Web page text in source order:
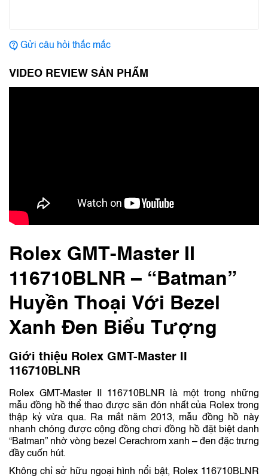
Gửi câu hỏi thắc mắc
VIDEO REVIEW SẢN PHẨM
Rolex GMT‑Master II
116710BLNR – “Batman”
Huyền Thoại Với Bezel
Xanh Đen Biểu Tượng
Giới thiệu Rolex GMT-Master II
116710BLNR
Rolex GMT-Master II 116710BLNR là một trong những
mẫu đồng hồ thể thao được săn đón nhất của Rolex trong
thập kỷ vừa qua. Ra mắt năm 2013, mẫu đồng hồ này
nhanh chóng được cộng đồng chơi đồng hồ đặt biệt danh
“Batman” nhờ vòng bezel Cerachrom xanh – đen đặc trưng
đầy cuốn hút.
Không chỉ sở hữu ngoại hình nổi bật, Rolex 116710BLNR